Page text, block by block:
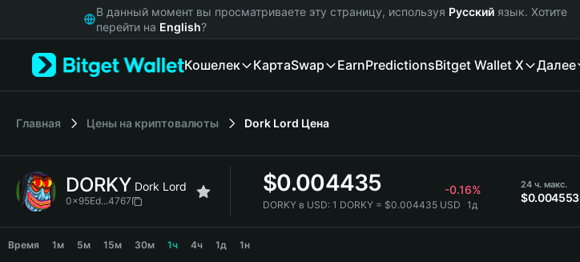
Русский
Italiano
简体中文
繁體中文
Bahasa Indonesia
В данный момент вы просматриваете эту страницу, используя Русский язык. Хотите
перейти на English?
Кошелек КартаSwap EarnPredictionsBitget Wallet X Далее
Главная Цены на криптовалюты Dork Lord Цена
DORKY Dork Lord
0x95Ed...4767
$0.004435 -0.16%
DORKY в USD: 1 DORKY = $0.004435 USD 1д
24 ч. макс.
$0.004553
Время 1м 5м 15м 30м 1ч 4ч 1д 1н